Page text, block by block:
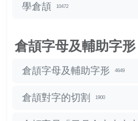
學倉頡 10472
倉頡字母及輔助字形
倉頡字母及輔助字形 4649
倉頡對字的切割 1900